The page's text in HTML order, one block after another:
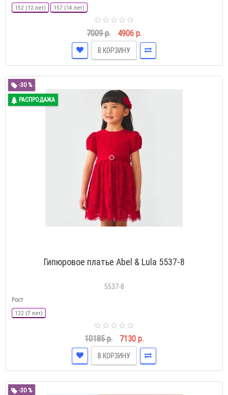
152 (12 лет) 157 (14 лет)
7009 р. 4906 р.
В КОРЗИНУ
-30 %
РАСПРОДАЖА
Гипюровое платье Abel & Lula 5537-8
5537-8
Рост
122 (7 лет)
10185 р. 7130 р.
В КОРЗИНУ
-30 %